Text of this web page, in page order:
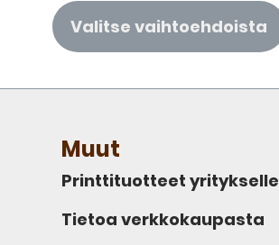
Valitse vaihtoehdoista
Muut
Printtituotteet yritykselle
Tietoa verkkokaupasta